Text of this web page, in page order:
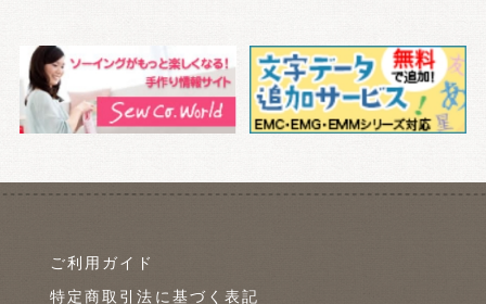
ご利用ガイド
特定商取引法に基づく表記